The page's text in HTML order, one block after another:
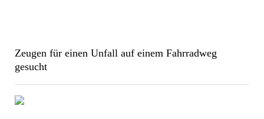
Zeugen für einen Unfall auf einem Fahrradweg
gesucht